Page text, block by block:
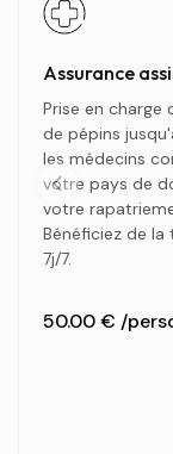
Assurance
Prise en charge
de pépins
les médecins
votre pays de
votre
Bénéficiez de
7j/7.
50.00 € /